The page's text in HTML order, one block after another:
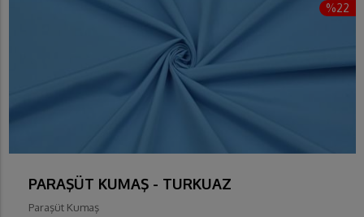
%22
PARAŞÜT KUMAŞ - TURKUAZ
Paraşüt Kumaş